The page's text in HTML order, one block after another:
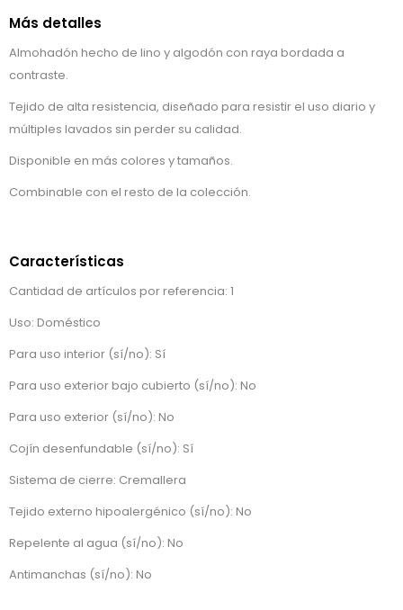
Más detalles
Almohadón hecho de lino y algodón con raya bordada a
contraste.
Tejido de alta resistencia, diseñado para resistir el uso diario y
múltiples lavados sin perder su calidad.
Disponible en más colores y tamaños.
Combinable con el resto de la colección.
Características
Cantidad de artículos por referencia: 1
Uso: Doméstico
Para uso interior (sí/no): Sí
Para uso exterior bajo cubierto (sí/no): No
Para uso exterior (sí/no): No
Cojín desenfundable (sí/no): Sí
Sistema de cierre: Cremallera
Tejido externo hipoalergénico (sí/no): No
Repelente al agua (sí/no): No
Antimanchas (sí/no): No